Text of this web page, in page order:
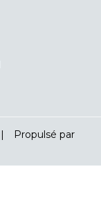
| Propulsé par